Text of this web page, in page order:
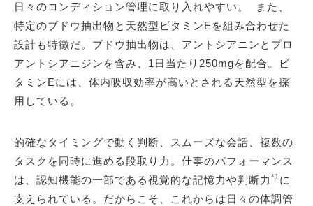
日々のコンディション管理に取り入れやすい。 また、
特定のブドウ抽出物と天然型ビタミンEを組み合わせた
設計も特徴だ。ブドウ抽出物は、アントシアニンとプロ
アントシアニジンを含み、1日当たり250mgを配合。ビ
タミンEには、体内吸収効率が高いとされる天然型を採
用している。
的確なタイミングで動く判断、スムーズな会話、複数の
タスクを同時に進める段取り力。仕事のパフォーマンス
は、認知機能の一部である視覚的な記憶力や判断力 *1に
支えられている。だからこそ、これからは日々の体調管